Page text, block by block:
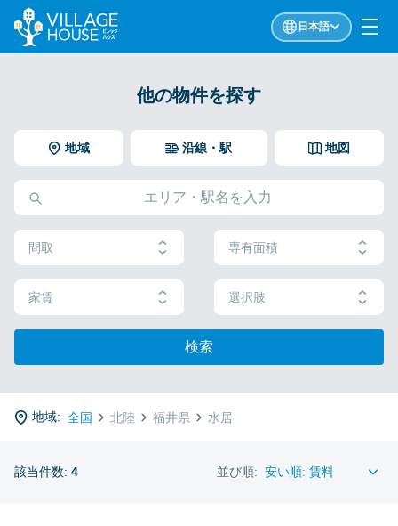
日本語
他の物件を探す
地域 地図
沿線・駅
間取 専有面積
家賃 選択肢
検索
地域: 全国 北陸 福井県 水居
該当件数: 4 並び順: